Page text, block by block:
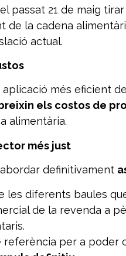
passat 21 de maig
de la cadena
actual.
més eficient
els costos de
alimentària.
més just
definitivament
les diferents baules
de la revenda a
referència per a